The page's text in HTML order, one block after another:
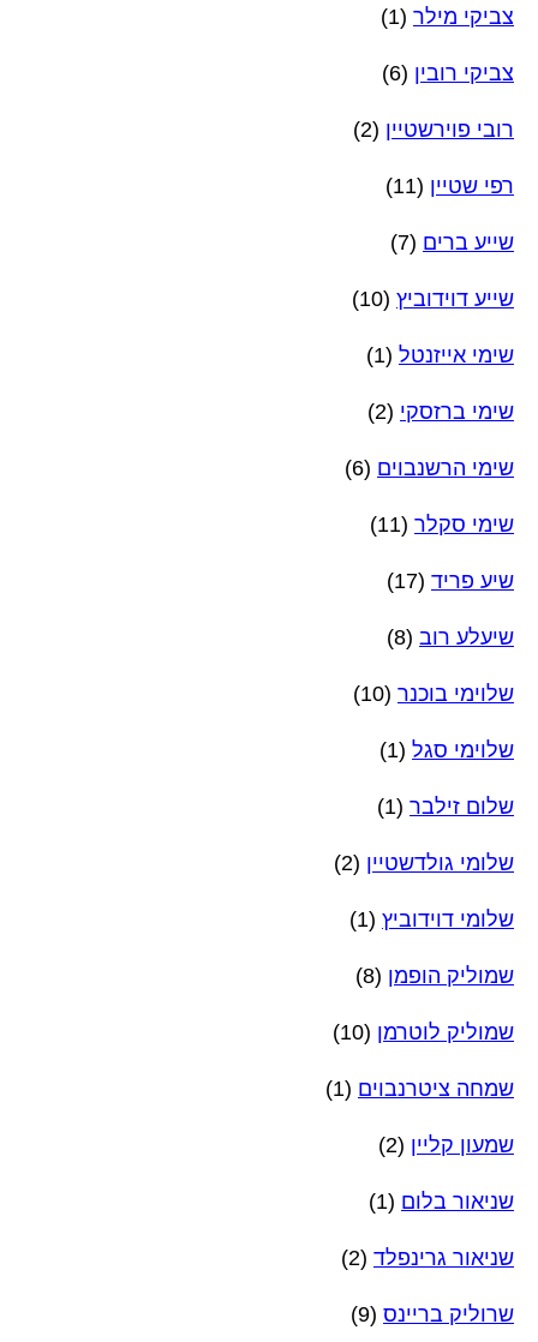
צביקי מילר (1)
צביקי רובין (6)
רובי פוירשטיין (2)
רפי שטיין (11)
שייע ברים (7)
שייע דוידוביץ (10)
שימי אייזנטל (1)
שימי ברזסקי (2)
שימי הרשנבוים (6)
שימי סקלר (11)
שיע פריד (17)
שיעלע רוב (8)
שלוימי בוכנר (10)
שלוימי סגל (1)
שלום זילבר (1)
שלומי גולדשטיין (2)
שלומי דוידוביץ (1)
שמוליק הופמן (8)
שמוליק לוטרמן (10)
שמחה ציטרנבוים (1)
שמעון קליין (2)
שניאור בלום (1)
שניאור גרינפלד (2)
שרוליק בריינס (9)